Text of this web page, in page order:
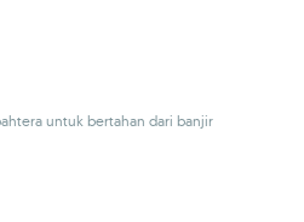
untuk bertahan dari banjir